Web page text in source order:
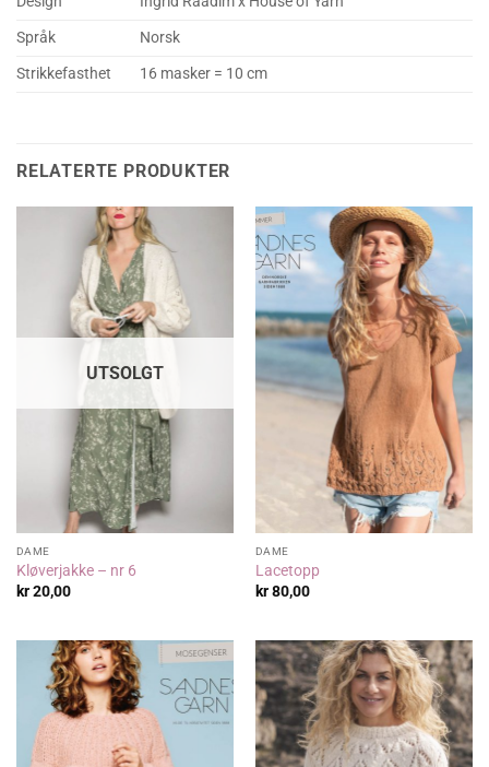
Språk
Norsk
Strikkefasthet
16 masker = 10 cm
RELATERTE PRODUKTER
UTSOLGT
DAME
Kløverjakke – nr 6
kr20,00
DAME
Lacetopp
kr80,00